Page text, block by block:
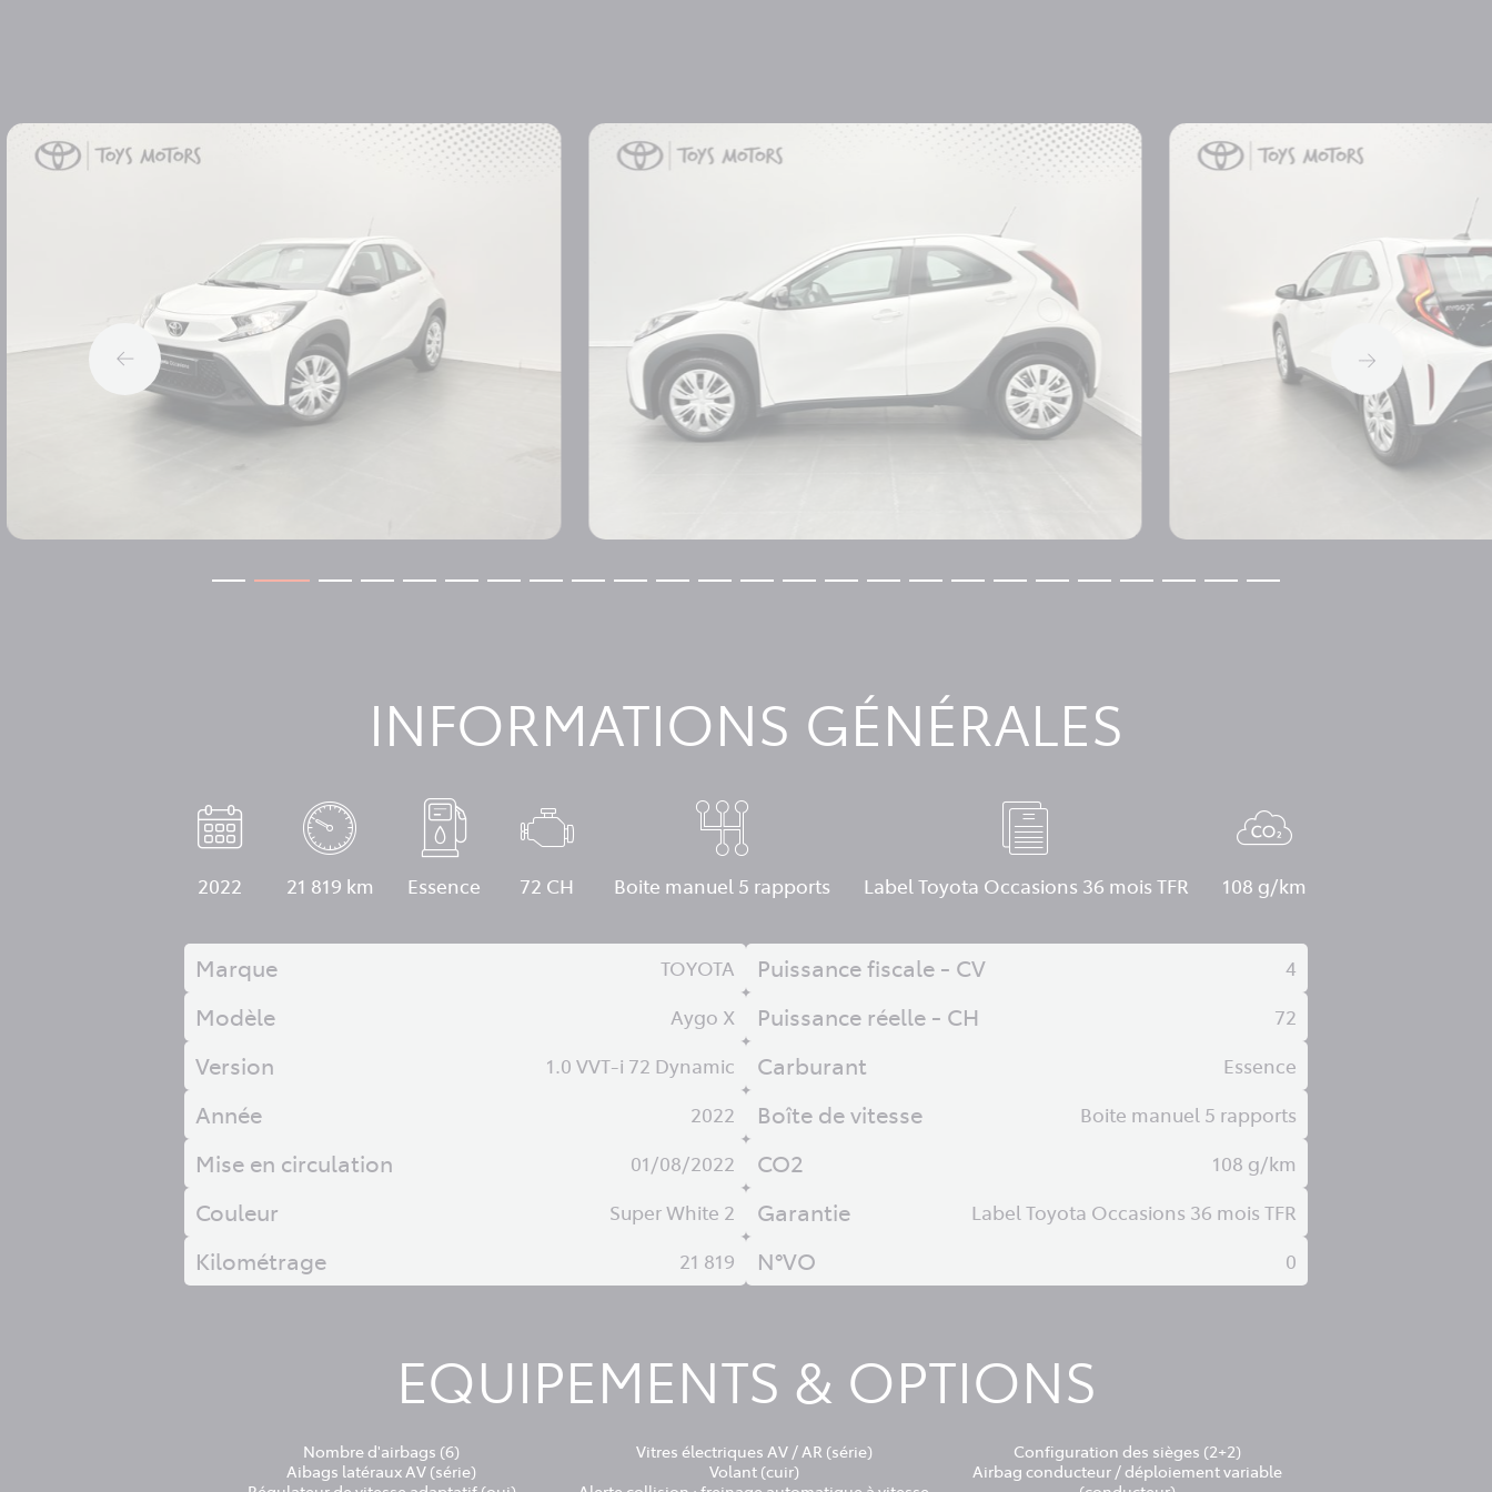
INFORMATIONS GÉNÉRALES
2022 21 819 km Essence 72 CH Boite manuel 5 rapports Label Toyota Occasions 36 mois TFR 108 g/km
Marque TOYOTA
Modèle Aygo X
Version 1.0 VVT-i 72 Dynamic
Année 2022
Mise en circulation 01/08/2022
Couleur Super White 2
Kilométrage 21 819
Puissance fiscale - CV 4
Puissance réelle - CH 72
Carburant Essence
Boîte de vitesse Boite manuel 5 rapports
CO2 108 g/km
Garantie Label Toyota Occasions 36 mois TFR
N°VO 0
EQUIPEMENTS & OPTIONS
Nombre d'airbags (6)
Aibags latéraux AV (série)
Vitres électriques AV / AR (série)
Volant (cuir)
Configuration des sièges (2+2)
Airbag conducteur / déploiement variable